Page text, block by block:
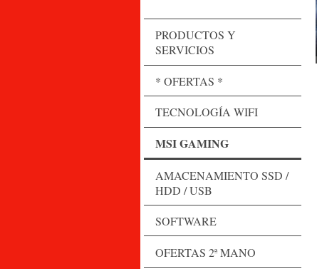
PRODUCTOS Y
SERVICIOS
* OFERTAS *
TECNOLOGÍA WIFI
MSI GAMING
AMACENAMIENTO SSD /
HDD / USB
SOFTWARE
OFERTAS 2ª MANO